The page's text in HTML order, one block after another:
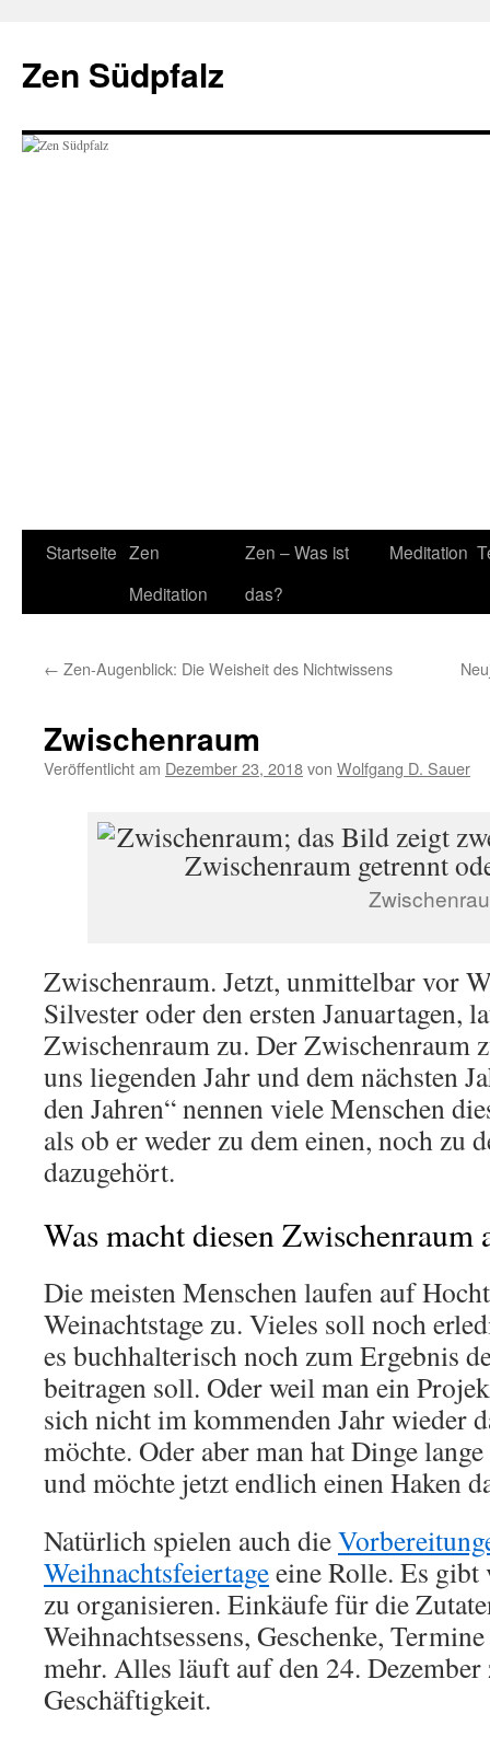
springen
Zen Südpfalz
Startseite Zen
Meditation
Zen – Was ist
das?
Meditation
← Zen-Augenblick: Die Weisheit des Nichtwissens
Zwischenraum
Veröffentlicht am Dezember 23, 2018von Wolfgang D. Sauer
Zwischenraum. Jetzt, unmittelbar vor
Silvester oder den ersten Januartagen,
Zwischenraum zu. Der Zwischenraum
uns liegenden Jahr und dem nächsten
den Jahren“ nennen viele Menschen
als ob er weder zu dem einen, noch zu
dazugehört.
Was macht diesen Zwischenraum
Die meisten Menschen laufen auf
Weinachtstage zu. Vieles soll noch
es buchhalterisch noch zum Ergebnis
beitragen soll. Oder weil man ein
sich nicht im kommenden Jahr wieder
möchte. Oder aber man hat Dinge
und möchte jetzt endlich einen Haken
Natürlich spielen auch die
Weihnachtsfeiertageeine Rolle. Es gibt
zu organisieren. Einkäufe für die
Weihnachtsessens, Geschenke,
mehr. Alles läuft auf den 24.
Geschäftigkeit.